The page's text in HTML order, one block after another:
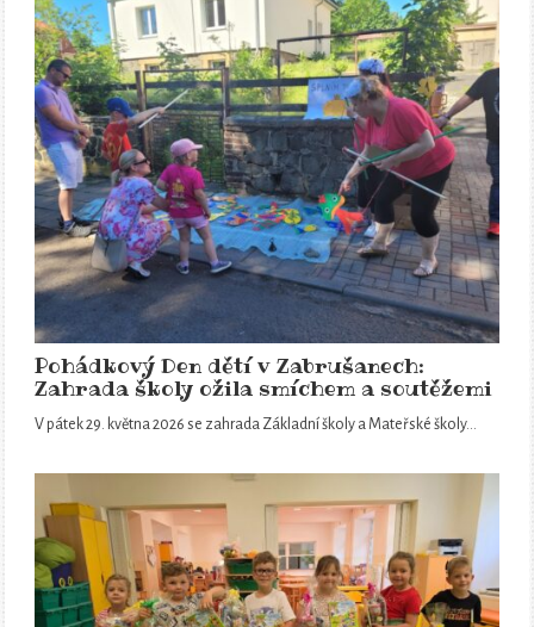
Pohádkový Den dětí v Zabrušanech:
Zahrada školy ožila smíchem a soutěžemi
V pátek 29. května 2026 se zahrada Základní školy a Mateřské školy…